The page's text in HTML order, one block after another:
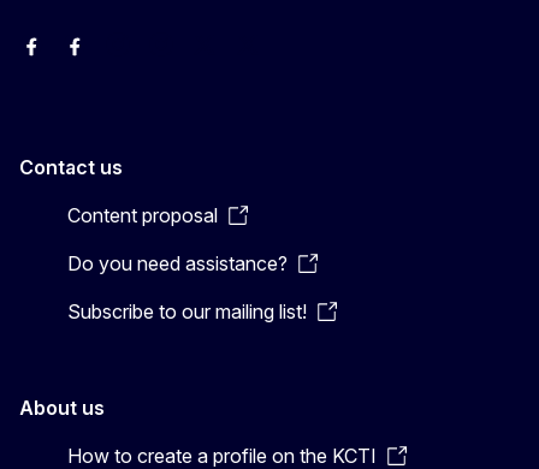
EU Interpreters
Translating for Europe
Contact us
Content proposal
Do you need assistance?
Subscribe to our mailing list!
About us
How to create a profile on the KCTI